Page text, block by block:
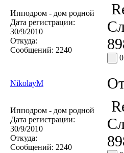
Ипподром - дом родной
Дата регистрации:
30/9/2010
Откуда:
Сообщений: 2240
0
NikolayM
Ипподром - дом родной
Дата регистрации:
30/9/2010
Откуда:
Сообщений: 2240